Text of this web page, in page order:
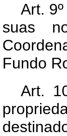
Art.
suas
Fundo
Art.